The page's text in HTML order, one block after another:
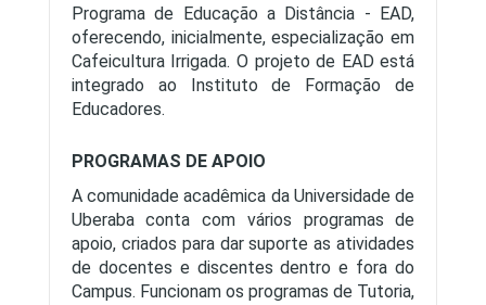
Programa de Educação a Distância - EAD,
oferecendo, inicialmente, especialização em
Cafeicultura Irrigada. O projeto de EAD está
integrado ao Instituto de Formação de
Educadores.
PROGRAMAS DE APOIO
A comunidade acadêmica da Universidade de
Uberaba conta com vários programas de
apoio, criados para dar suporte as atividades
de docentes e discentes dentro e fora do
Campus. Funcionam os programas de Tutoria,